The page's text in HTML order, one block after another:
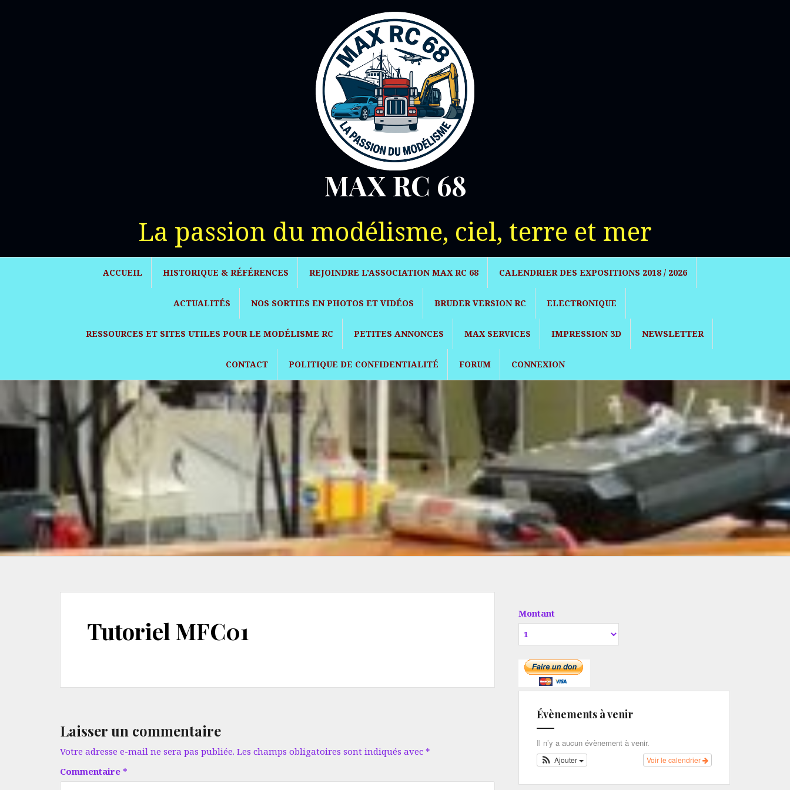
MAX RC 68
La passion du modélisme, ciel, terre et mer
ACCUEIL HISTORIQUE & RÉFÉRENCES REJOINDRE L’ASSOCIATION MAX RC 68 CALENDRIER DES EXPOSITIONS 2018 / 2026
ACTUALITÉS NOS SORTIES EN PHOTOS ET VIDÉOS BRUDER VERSION RC ELECTRONIQUE
RESSOURCES ET SITES UTILES POUR LE MODÉLISME RC PETITES ANNONCES MAX SERVICES IMPRESSION 3D NEWSLETTER
CONTACT POLITIQUE DE CONFIDENTIALITÉ FORUM CONNEXION
Tutoriel MFC01
Laisser un commentaire
Votre adresse e-mail ne sera pas publiée. Les champs obligatoires sont indiqués avec *
Commentaire *
Montant
Évènements à venir
Il n’y a aucun évènement à venir.
Voir le calendrier
Ajouter